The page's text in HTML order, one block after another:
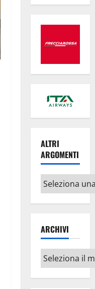
ALTRI
ARGOMENTI
Altri
argomenti
ARCHIVI
Archivi